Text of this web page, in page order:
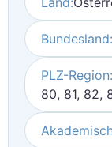
Bundesland:
PLZ-Region:
80, 81, 82,